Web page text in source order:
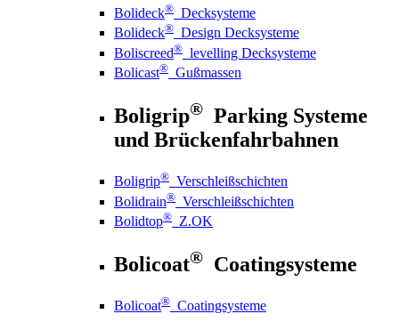
Bolideck® Decksysteme
Bolideck® Design Decksysteme
Boliscreed® levelling Decksysteme
Bolicast® Gußmassen
Boligrip® Parking Systeme
und Brückenfahrbahnen
Boligrip® Verschleißschichten
Bolidrain® Verschleißschichten
Bolidtop® Z.OK
Bolicoat® Coatingsysteme
Bolicoat® Coatingsysteme